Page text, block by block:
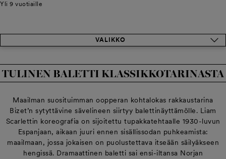
Yli 9 vuotiaille
VALIKKO
TULINEN BALETTI KLASSIKKOTARINASTA
Maailman suosituimman oopperan kohtalokas rakkaustarina
Bizet’n sytyttävine sävelineen siirtyy balettinäyttämölle. Liam
Scarlettin koreografia on sijoitettu tupakkatehtaalle 1930-luvun
Espanjaan, aikaan juuri ennen sisällissodan puhkeamista:
maailmaan, jossa jokaisen on puolustettava itseään säilyäkseen
hengissä. Dramaattinen baletti sai ensi-iltansa Norjan